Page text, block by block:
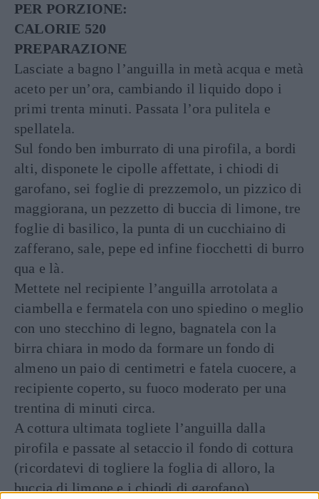
PER PORZIONE:
CALORIE 520
PREPARAZIONE
Lasciate a bagno l’anguilla in metà acqua e metà
aceto per un’ora, cambiando il liquido dopo i
primi trenta minuti. Passata l’ora pulitela e
spellatela.
Sul fondo ben imburrato di una pirofila, a bordi
alti, disponete le cipolle affettate, i chiodi di
garofano, sei foglie di prezzemolo, un pizzico di
maggiorana, un pezzetto di buccia di limone, tre
foglie di basilico, la punta di un cucchiaino di
zafferano, sale, pepe ed infine fiocchetti di burro
qua e là.
Mettete nel recipiente l’anguilla arrotolata a
ciambella e fermatela con uno spiedino o meglio
con uno stecchino di legno, bagnatela con la
birra chiara in modo da formare un fondo di
almeno un paio di centimetri e fatela cuocere, a
recipiente coperto, su fuoco moderato per una
trentina di minuti circa.
A cottura ultimata togliete l’anguilla dalla
pirofila e passate al setaccio il fondo di cottura
(ricordatevi di togliere la foglia di alloro, la
buccia di limone e i chiodi di garofano),